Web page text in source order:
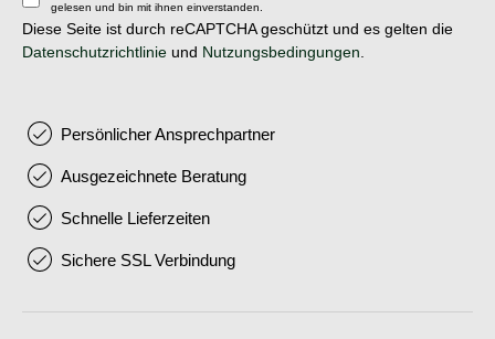
gelesen und bin mit ihnen einverstanden.
Diese Seite ist durch reCAPTCHA geschützt und es gelten die
Datenschutzrichtlinie und Nutzungsbedingungen
Persönlicher Ansprechpartner
Ausgezeichnete Beratung
Schnelle Lieferzeiten
Sichere SSL Verbindung